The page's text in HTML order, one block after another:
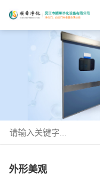
外形美观